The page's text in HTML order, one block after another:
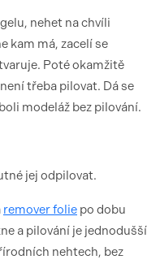
nehet na chvíli
kam má, zacelí se
Poté okamžitě
třeba pilovat. Dá se
modeláž bez pilování.
jej odpilovat.
remover folie po dobu
a pilování je jednodušší
nehtech, bez